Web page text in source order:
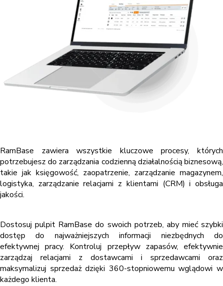
RamBase zawiera wszystkie kluczowe procesy, których
potrzebujesz do zarządzania codzienną działalnością biznesową,
takie jak księgowość, zaopatrzenie, zarządzanie magazynem,
logistyka, zarządzanie relacjami z klientami (CRM) i obsługa
jakości.
Dostosuj pulpit RamBase do swoich potrzeb, aby mieć szybki
dostęp do najważniejszych informacji niezbędnych do
efektywnej pracy. Kontroluj przepływ zapasów, efektywnie
zarządzaj relacjami z dostawcami i sprzedawcami oraz
maksymalizuj sprzedaż dzięki 360-stopniowemu wglądowi w
każdego klienta.